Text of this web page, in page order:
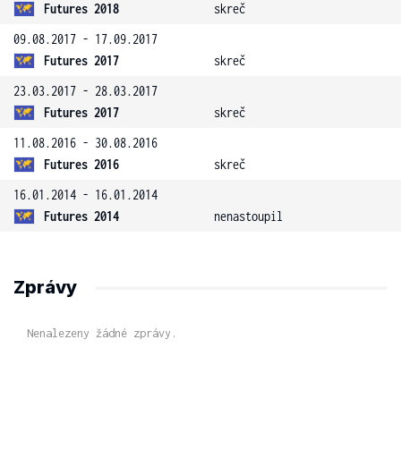
Futures 2018
skreč
09.08.2017 - 17.09.2017
Futures 2017
skreč
23.03.2017 - 28.03.2017
Futures 2017
skreč
11.08.2016 - 30.08.2016
Futures 2016
skreč
16.01.2014 - 16.01.2014
Futures 2014
nenastoupil
Zprávy
Nenalezeny žádné zprávy.